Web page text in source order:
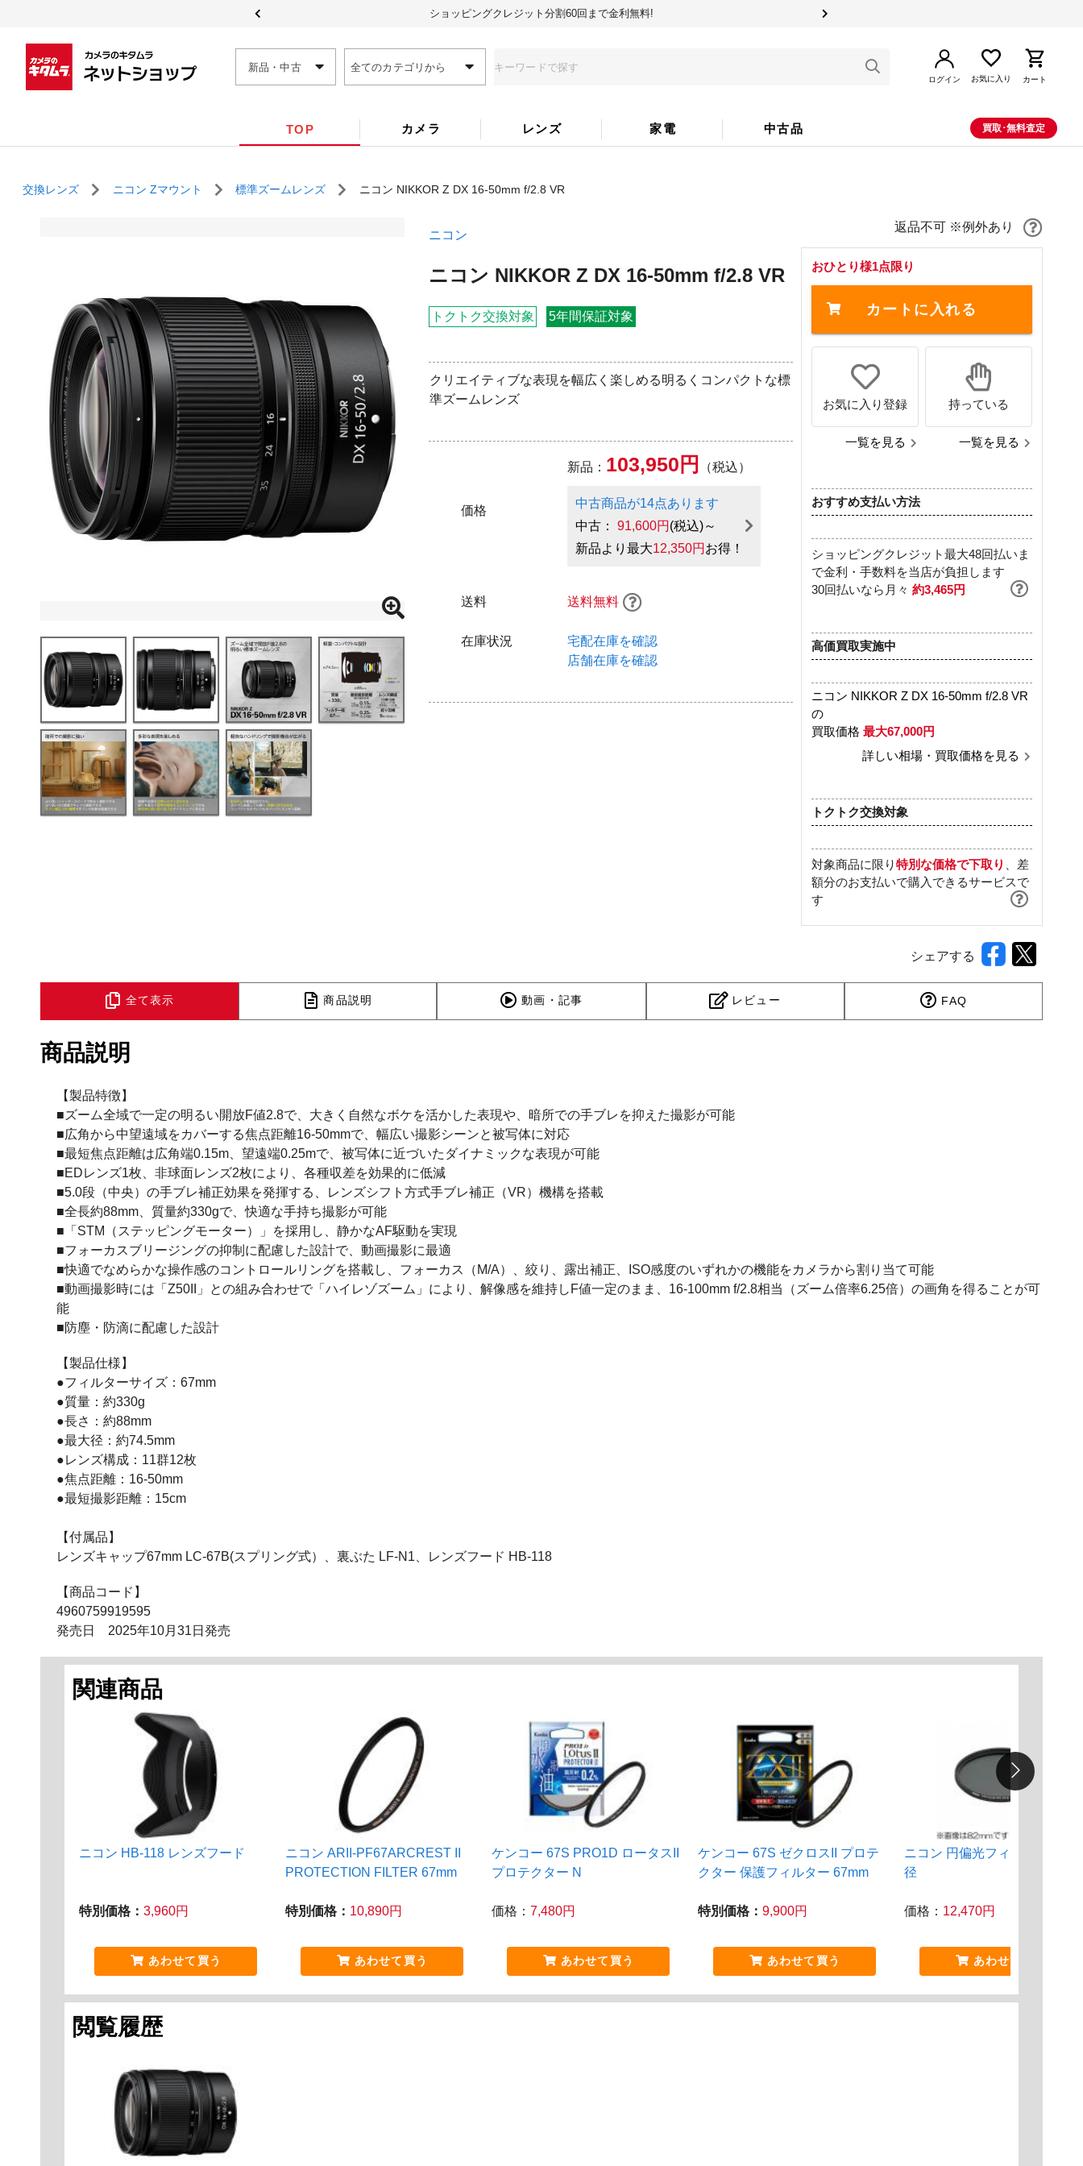
ショッピングクレジット分割60回まで金利無料!
新品・中古 全てのカテゴリから
ログイン お気に入り カート
TOP カメラ レンズ 家電 中古品 買取･無料査定
交換レンズ ニコン Zマウント 標準ズームレンズ ニコン NIKKOR Z DX 16-50mm f/2.8 VR
ニコン
ニコン NIKKOR Z DX 16-50mm f/2.8 VR
トクトク交換対象 5年間保証対象
クリエイティブな表現を幅広く楽しめる明るくコンパクトな標
準ズームレンズ
価格
新品： 103,950円 （税込）
中古商品が14点あります
中古：91,600円 (税込)～
新品より最大12,350円 お得！
送料 送料無料
在庫状況
宅配在庫を確認
店舗在庫を確認
返品不可 ※例外あり
おひとり様1点限り
カートに入れる
お気に入り登録
一覧を見る
持っている
一覧を見る
おすすめ支払い方法
ショッピングクレジット最大48回払いま
で金利・手数料を当店が負担します
30回払いなら月々 約3,465円
高価買取実施中
ニコン NIKKOR Z DX 16-50mm f/2.8 VR
の
買取価格 最大67,000円
詳しい相場・買取価格を見る
トクトク交換対象
対象商品に限り特別な価格で下取り
、差
額分のお支払いで購入できるサービスで
す
シェアする
全て表示 商品説明 動画・記事 レビュー FAQ
商品説明
【製品特徴】
■ズーム全域で一定の明るい開放F値2.8で、大きく自然なボケを活かした表現や、暗所での手ブレを抑えた撮影が可能
■広角から中望遠域をカバーする焦点距離16-50mmで、幅広い撮影シーンと被写体に対応
■最短焦点距離は広角端0.15m、望遠端0.25mで、被写体に近づいたダイナミックな表現が可能
■EDレンズ1枚、非球面レンズ2枚により、各種収差を効果的に低減
■5.0段（中央）の手ブレ補正効果を発揮する、レンズシフト方式手ブレ補正（VR）機構を搭載
■全長約88mm、質量約330gで、快適な手持ち撮影が可能
■「STM（ステッピングモーター）」を採用し、静かなAF駆動を実現
■フォーカスブリージングの抑制に配慮した設計で、動画撮影に最適
■快適でなめらかな操作感のコントロールリングを搭載し、フォーカス（M/A）、絞り、露出補正、ISO感度のいずれかの機能をカメラから割り当て可能
■動画撮影時には「Z50II」との組み合わせで「ハイレゾズーム」により、解像感を維持しF値一定のまま、16-100mm f/2.8相当（ズーム倍率6.25倍）の画角を得ることが可
能
■防塵・防滴に配慮した設計
【製品仕様】
●フィルターサイズ：67mm
●質量：約330g
●長さ：約88mm
●最大径：約74.5mm
●レンズ構成：11群12枚
●焦点距離：16-50mm
●最短撮影距離：15cm
【付属品】
レンズキャップ67mm LC-67B(スプリング式）、裏ぶた LF-N1、レンズフード HB-118
【商品コード】
4960759919595
発売日 2025年10月31日発売
関連商品
ニコン HB-118 レンズフード
特別価格： 3,960円
あわせて買う
ニコン ARII-PF67ARCREST II
PROTECTION FILTER 67mm
特別価格： 10,890円
あわせて買う
ケンコー 67S PRO1D ロータスII
プロテクター N
価格： 7,480円
あわせて買う
ケンコー 67S ゼクロスII プロテ
クター 保護フィルター 67mm
特別価格： 9,900円
あわせて買う
ニコン 円偏光フィルターII
径
価格： 12,470円
あわせて買う
閲覧履歴